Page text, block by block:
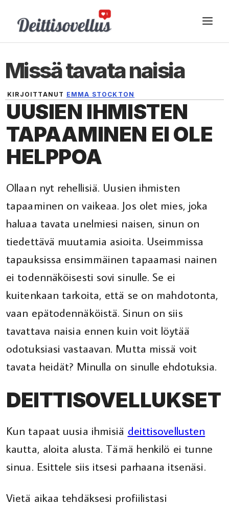
sisältöön
Missä tavata naisia
KIRJOITTANUT EMMA STOCKTON
22 HELMIKUUN, 2026
UUSIEN IHMISTEN
TAPAAMINEN EI OLE
HELPPOA
Ollaan nyt rehellisiä. Uusien ihmisten
tapaaminen on vaikeaa. Jos olet mies, joka
haluaa tavata unelmiesi naisen, sinun on
tiedettävä muutamia asioita. Useimmissa
tapauksissa ensimmäinen tapaamasi nainen
ei todennäköisesti sovi sinulle. Se ei
kuitenkaan tarkoita, että se on mahdotonta,
vaan epätodennäköistä. Sinun on siis
tavattava naisia ennen kuin voit löytää
odotuksiasi vastaavan. Mutta missä voit
tavata heidät? Minulla on sinulle ehdotuksia.
DEITTISOVELLUKSET
Kun tapaat uusia ihmisiä deittisovellusten
kautta, aloita alusta. Tämä henkilö ei tunne
sinua. Esittele siis itsesi parhaana itsenäsi.
Vietä aikaa tehdäksesi profiilistasi